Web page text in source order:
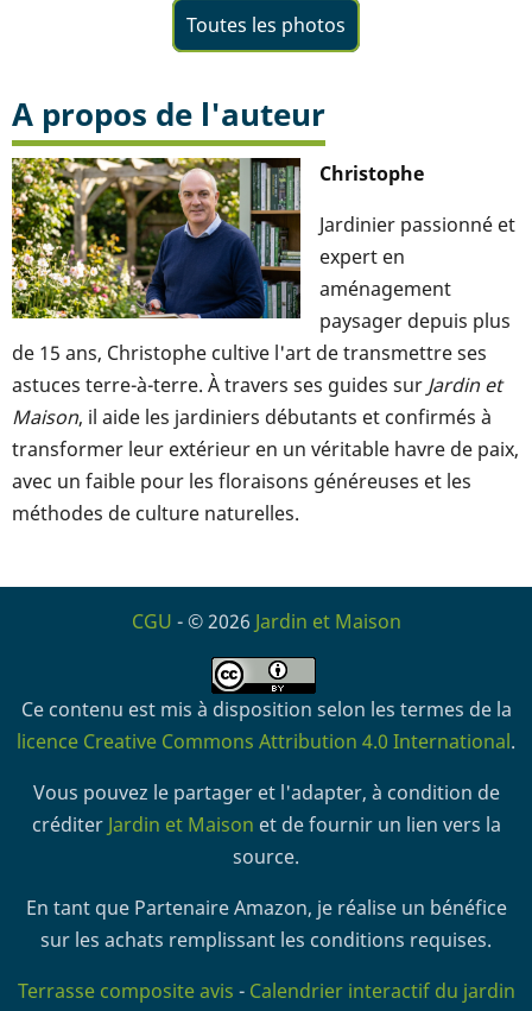
Toutes les photos
A propos de l'auteur
Christophe
Jardinier passionné et
expert en
aménagement
paysager depuis plus
de 15 ans, Christophe cultive l'art de transmettre ses
astuces terre-à-terre. À travers ses guides sur Jardin et
Maison, il aide les jardiniers débutants et confirmés à
transformer leur extérieur en un véritable havre de paix,
avec un faible pour les floraisons généreuses et les
méthodes de culture naturelles.
CGU - © 2026 Jardin et Maison
Ce contenu est mis à disposition selon les termes de la
licence Creative Commons Attribution 4.0 International.
Vous pouvez le partager et l'adapter, à condition de
créditer Jardin et Maison et de fournir un lien vers la
source.
En tant que Partenaire Amazon, je réalise un bénéfice
sur les achats remplissant les conditions requises.
Terrasse composite avis - Calendrier interactif du jardin